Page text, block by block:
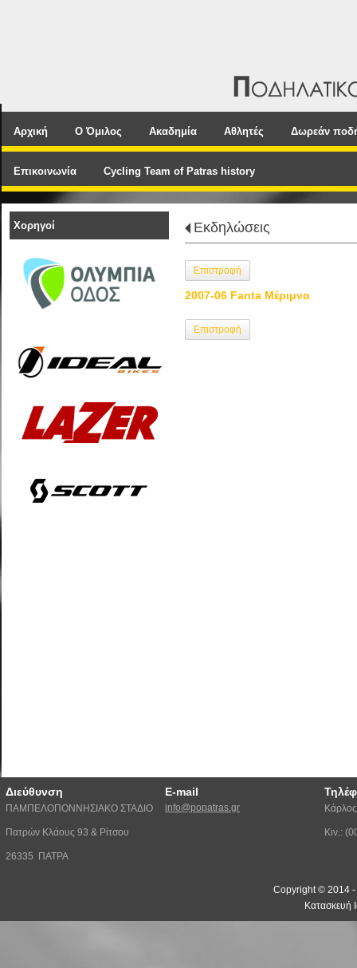
Αρχική Ο Όμιλος Ακαδημία Αθλητές Δωρεάν
Επικοινωνία Cycling Team of Patras history
Χορηγοί Εκδηλώσεις
Επιστροφή
2007-06 Fanta Μέριμνα
Επιστροφή
Διεύθυνση E-mail
ΠΑΜΠΕΛΟΠΟΝΝΗΣΙΑΚΟ ΣΤΑΔΙΟ
Πατρών Κλάους 93 & Ρίτσου
26335 ΠΑΤΡΑ
info@popatras.gr
Κιν.:
Copyright © 2014 -
Κατασκευή